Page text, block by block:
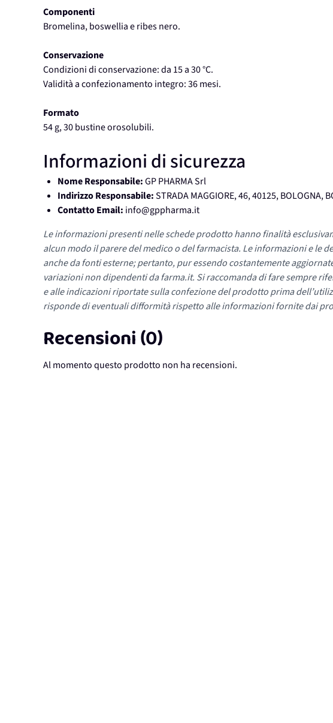
Componenti
Bromelina, boswellia e ribes nero.
Conservazione
Condizioni di conservazione: da 15 a 30 °C.
Validità a confezionamento integro: 36 mesi.
Formato
54 g, 30 bustine orosolubili.
Informazioni di sicurezza
Nome Responsabile:GP PHARMA Srl
Indirizzo Responsabile:STRADA MAGGIORE, 46, 40125, BOLOGNA,
Contatto Email: info@gppharma.it
Le informazioni presenti nelle schede prodotto hanno finalità
alcun modo il parere del medico o del farmacista. Le informazioni e le
anche da fonti esterne; pertanto, pur essendo costantemente
variazioni non dipendenti da farma.it. Si raccomanda di fare sempre
e alle indicazioni riportate sulla confezione del prodotto prima
risponde di eventuali difformità rispetto alle informazioni fornite dai
Recensioni (0)
Al momento questo prodotto non ha recensioni.